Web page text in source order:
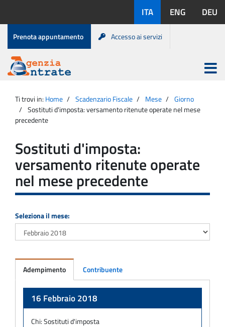
contenuto
disponibili:
ITA ENG DEU
Menu
di
servizio
Prenota appuntamento Accesso ai servizi
Agenzia
Entrate
Apri
menu
principale
Ti trovi in: Home Scadenzario Fiscale Mese
Giorno
Sostituti d'imposta: versamento ritenute operate nel mese
precedente
Sostituti d'imposta:
versamento ritenute operate
nel mese precedente
Seleziona il mese:
Adempimento Contribuente
16 Febbraio 2018
Chi:Sostituti d'imposta